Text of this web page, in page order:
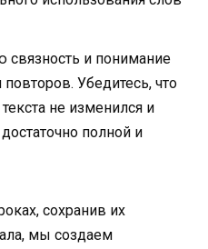
связность и понимание
повторов. Убедитесь, что
не изменился и
полной и
сохранив их
мы создаем